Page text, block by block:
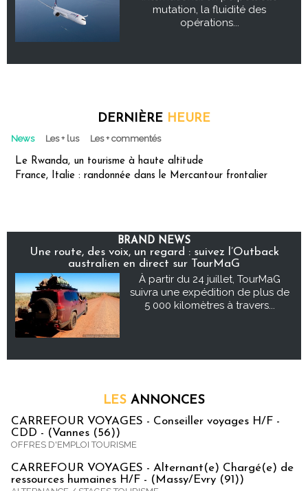
mutation, la fluidité des
opérations...
DERNIÈRE HEURE
News Les + lus Les + commentés
Le Rwanda, un tourisme à haute altitude
France, Italie : randonnée dans le Mercantour frontalier
BRAND NEWS
Une route, des voix, un regard : suivez l’Outback
australien en direct sur TourMaG
À partir du 24 juillet, TourMaG
suivra une expédition de plus de
5 000 kilomètres à travers...
LES ANNONCES
CARREFOUR VOYAGES - Conseiller voyages H/F -
CDD - (Vannes (56))
OFFRES D'EMPLOI TOURISME
CARREFOUR VOYAGES - Alternant(e) Chargé(e) de
ressources humaines H/F - (Massy/Evry (91))